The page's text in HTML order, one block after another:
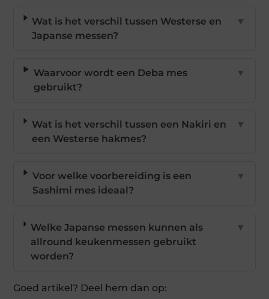
Wat is het verschil tussen Westerse en
Japanse messen?
▼
Waarvoor wordt een Deba mes
gebruikt?
▼
Wat is het verschil tussen een Nakiri en
een Westerse hakmes?
▼
Voor welke voorbereiding is een
Sashimi mes ideaal?
▼
Welke Japanse messen kunnen als
allround keukenmessen gebruikt
worden?
▼
Goed artikel? Deel hem dan op: